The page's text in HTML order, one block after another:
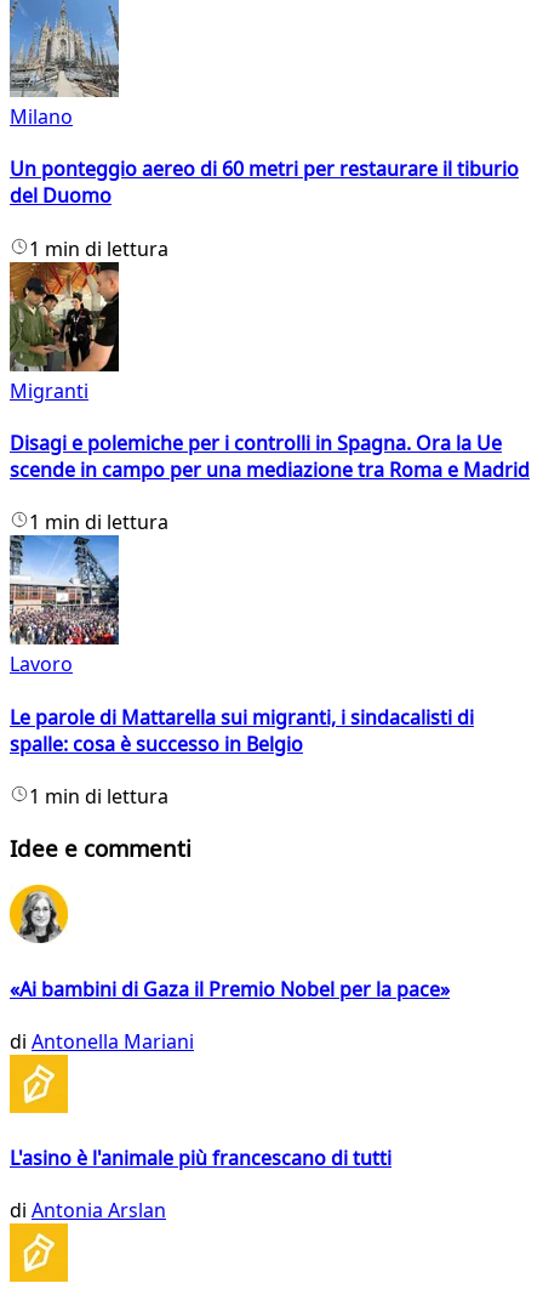
Milano
Un ponteggio aereo di 60 metri per restaurare il tiburio
del Duomo
1 min di lettura
Migranti
Disagi e polemiche per i controlli in Spagna. Ora la Ue
scende in campo per una mediazione tra Roma e Madrid
1 min di lettura
Lavoro
Le parole di Mattarella sui migranti, i sindacalisti di
spalle: cosa è successo in Belgio
1 min di lettura
Idee e commenti
«Ai bambini di Gaza il Premio Nobel per la pace»
di Antonella Mariani
L'asino è l'animale più francescano di tutti
di Antonia Arslan